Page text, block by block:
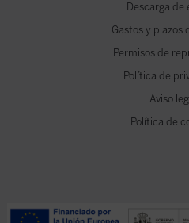
Descarga de
Gastos y plazos
Permisos de
Política de
Aviso
Política de